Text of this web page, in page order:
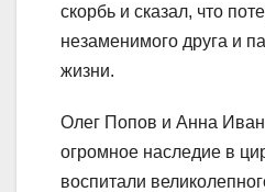
скорбь и сказал, что
незаменимого друга и
жизни.
Олег Попов и Анна
огромное наследие в
воспитали